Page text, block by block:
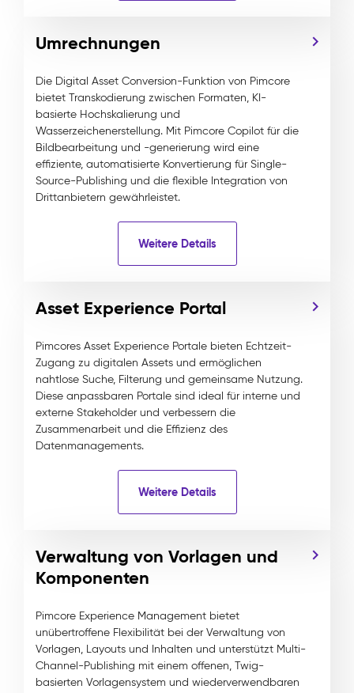
Umrechnungen
Die Digital Asset Conversion-Funktion von Pimcore
bietet Transkodierung zwischen Formaten, KI-
basierte Hochskalierung und
Wasserzeichenerstellung. Mit Pimcore Copilot für die
Bildbearbeitung und -generierung wird eine
effiziente, automatisierte Konvertierung für Single-
Source-Publishing und die flexible Integration von
Drittanbietern gewährleistet.
Weitere Details
Asset Experience Portal
Pimcores Asset Experience Portale bieten Echtzeit-
Zugang zu digitalen Assets und ermöglichen
nahtlose Suche, Filterung und gemeinsame Nutzung.
Diese anpassbaren Portale sind ideal für interne und
externe Stakeholder und verbessern die
Zusammenarbeit und die Effizienz des
Datenmanagements.
Weitere Details
Verwaltung von Vorlagen und
Komponenten
Pimcore Experience Management bietet
unübertroffene Flexibilität bei der Verwaltung von
Vorlagen, Layouts und Inhalten und unterstützt Multi-
Channel-Publishing mit einem offenen, Twig-
basierten Vorlagensystem und wiederverwendbaren